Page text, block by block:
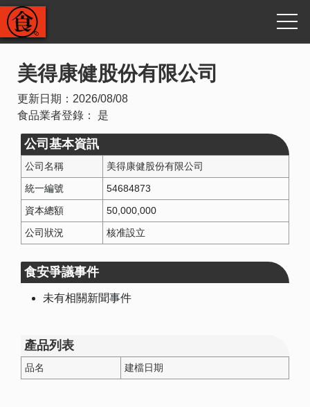
美得康健股份有限公司
更新日期： 2026/08/08
食品業者登錄：
是
公司基本資訊
公司名稱
美得康健股份有限公司
統一編號
54684873
資本總額
50,000,000
公司狀況
核准設立
食安爭議事件
未有相關新聞事件
產品列表
品名 建檔日期